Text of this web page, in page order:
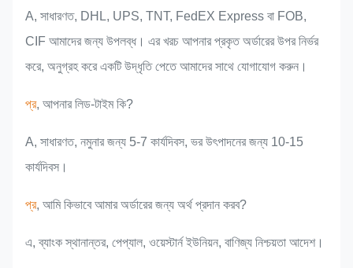
A, সাধারণত, DHL, UPS, TNT, FedEX Express বা FOB,
CIF আমাদের জন্য উপলব্ধ। এর খরচ আপনার প্রকৃত অর্ডারের উপর নির্ভর
করে, অনুগ্রহ করে একটি উদ্ধৃতি পেতে আমাদের সাথে যোগাযোগ করুন।
প্র, আপনার লিড-টাইম কি?
A, সাধারণত, নমুনার জন্য 5-7 কার্যদিবস, ভর উৎপাদনের জন্য 10-15
কার্যদিবস।
প্র, আমি কিভাবে আমার অর্ডারের জন্য অর্থ প্রদান করব?
এ, ব্যাংক স্থানান্তর, পেপ্যাল, ওয়েস্টার্ন ইউনিয়ন, বাণিজ্য নিশ্চয়তা আদেশ।